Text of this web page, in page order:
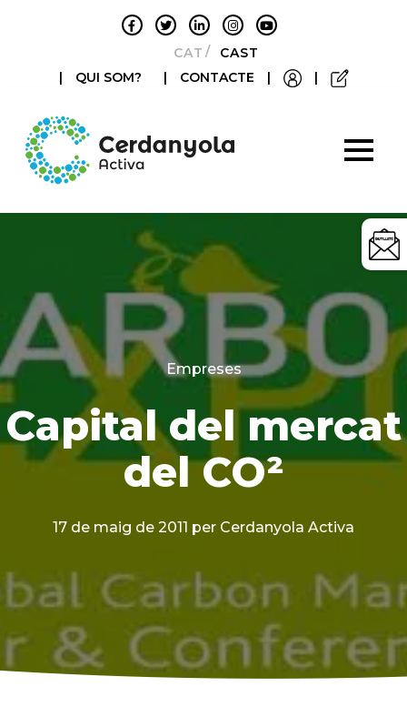
CATALÀCASTELLANO
|
QUI SOM? | CONTACTE | |
Categories
Empreses
Capital del mercat
del CO²
17 de maig de 2011 per Cerdanyola Activa